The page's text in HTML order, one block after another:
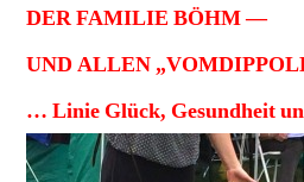
DER FAMILIE BÖHM —
UND ALLEN
… Linie Glück, Gesundheit